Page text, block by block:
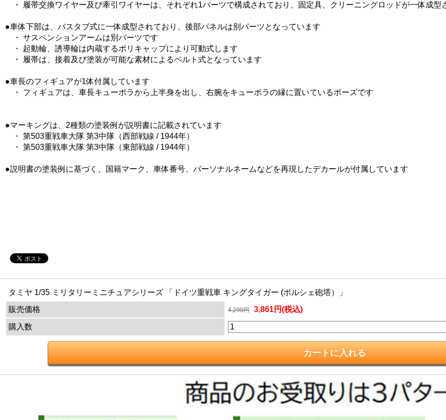
・ 履帯交換ワイヤー及び牽引ワイヤーは、それぞれ1パーツで構成されており、固定具、クリーニングロッドが一体成型
●車体下部は、バスタブ式に一体成型されており、後部パネルは別パーツとなっています
・ サスペンションアームは別パーツです
・ 起動輪、誘導輪は内蔵するポリキャップにより可動式します
・ 履帯は、接着及び塗装が可能な素材によるベルト式となっています
●車長のフィギュアが1体付属しています
・ フィギュアは、車長キューポラから上半身を出し、右腕をキューポラの縁に置いているポーズです
●マーキングは、2種類の塗装例が説明書に記載されています
・ 第503重戦車大隊 第3中隊（西部戦線 / 1944年）
・ 第503重戦車大隊 第3中隊（東部戦線 / 1944年）
●説明書の塗装例に基づく、国籍マーク、車体番号、パーソナルネームなどを再現したデカールが付属しています
タミヤ 1/35 ミリタリーミニチュアシリーズ 「ドイツ重戦車 キングタイガー (ポルシェ砲塔）」
販売価格
4,290円 3,861円(税込)
購入数